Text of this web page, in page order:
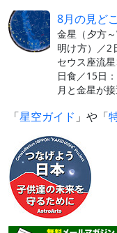
8月の見ど
金星（夕方
明け方）／2
セウス座流
日食／15日
月と金星が
「星空ガイド 」や「